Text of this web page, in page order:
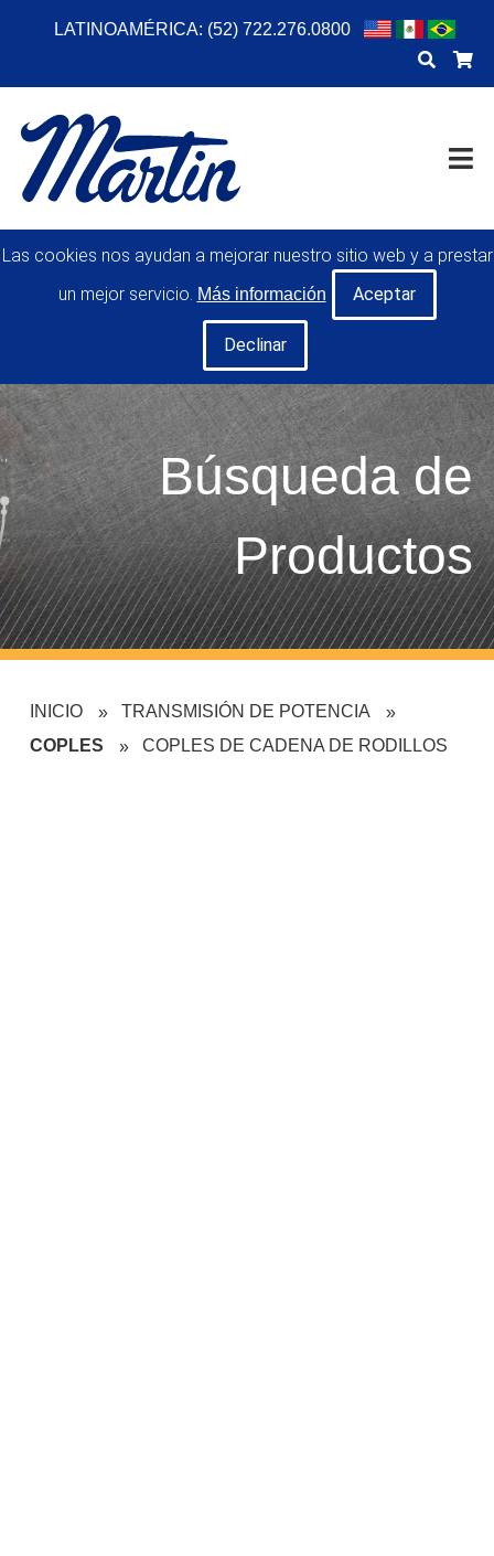
LATINOAMÉRICA: (52) 722.276.0800
RECURSOS
ENTRENAMIENTO EN LÍNEA
CONTACTO
TRANSMISIÓN DE POTENCIA
MANEJO DE MATERIALES
TRANSPORTADORA
HERRAMIENTAS DE MANO
FABRICACIONES ESPECIALES
MI CUENTA
CARRERA PROFESIONAL
SOLICITAR UNA COTIZACIÓN
Las cookies nos ayudan a mejorar nuestro sitio web y a prestar
un mejor servicio. Más información
Búsqueda de
Productos
INICIO
TRANSMISIÓN DE POTENCIA
COPLES
COPLES DE CADENA DE RODILLOS